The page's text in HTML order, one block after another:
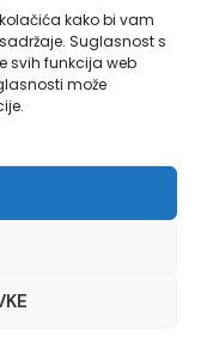
kako bi vam
Suglasnost s
svih funkcija web
može